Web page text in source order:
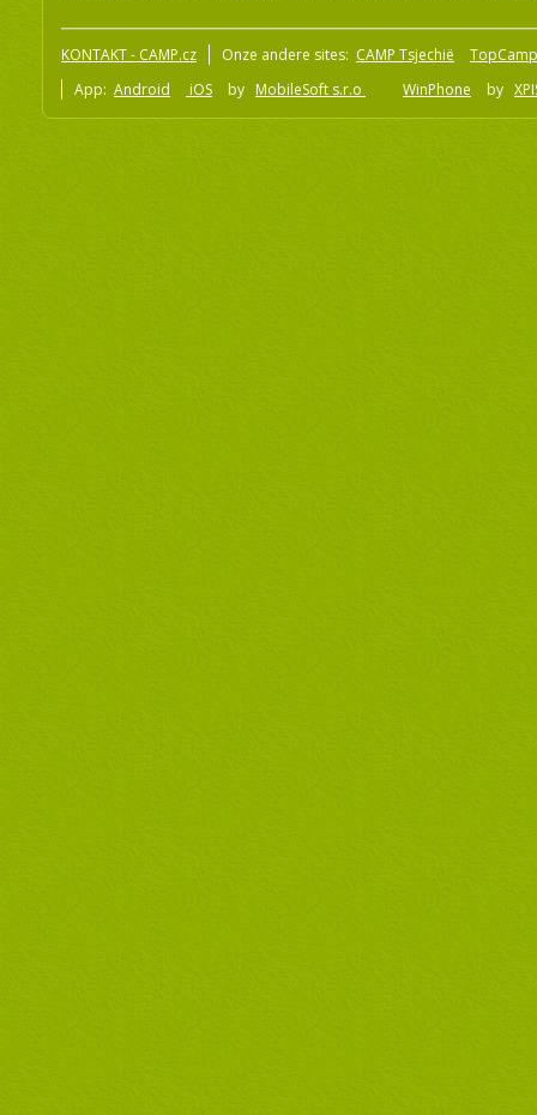
KONTAKT - CAMP.cz Onze andere sites: CAMP Tsjechië
App: Android iOS by MobileSoft s.r.o WinPhone by